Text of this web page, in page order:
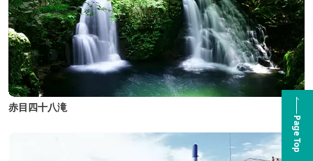
赤目四十八滝
Page Top